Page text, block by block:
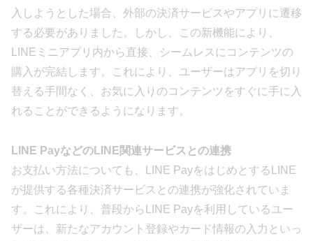
入しようとした場合、外部の決済サービスやアプリに遷移
する必要がありました。しかし、この新機能により、
LINEミニアプリ内から直接、シームレスにコンテンツの
購入が完結します。これにより、ユーザーはアプリを切り
替える手間なく、お気に入りのコンテンツをすぐに手に入
れることができるようになります。
LINE PayなどのLINE関連サービスとの連携
お支払い方法についても、LINE PayをはじめとするLINE
が提供する各種決済サービスとの連携が強化されていま
す。これにより、普段からLINE Payを利用しているユー
ザーは、新たなアカウント登録やカード情報の入力といっ